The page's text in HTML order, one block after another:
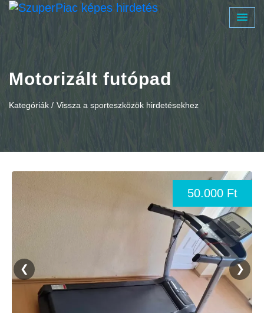
Motorizált futópad
Kategóriák / Vissza a sporteszközök hirdetésekhez
50.000 Ft
❮ ❯